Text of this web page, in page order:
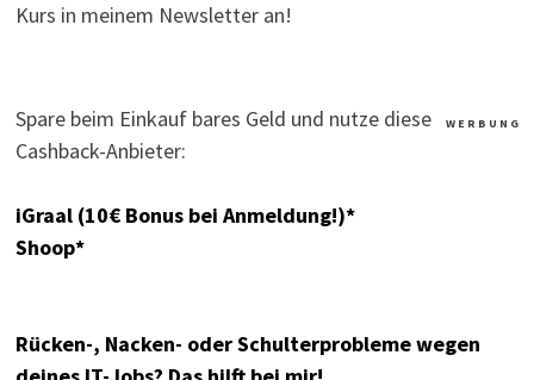
Kurs in meinem Newsletter an!
W E R B U N G
Spare beim Einkauf bares Geld und nutze diese
Cashback-Anbieter:
iGraal (10€ Bonus bei Anmeldung!)*
Shoop*
Rücken-, Nacken- oder Schulterprobleme wegen